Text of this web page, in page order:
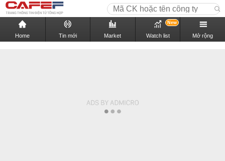
Home Tin mới Market Watch list
New
Mở rộng